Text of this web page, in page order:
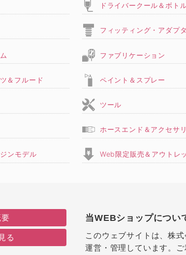
ドライバークール＆ボト
フィッティング・アダプ
ファブリケーション
＆フルード ペイント＆スプレー
ツール
ホースエンド＆アクセサ
ンモデル Web限定販売＆アウトレ
る
当WEBショップについ
このウェブサイトは、株
運営・管理しています。